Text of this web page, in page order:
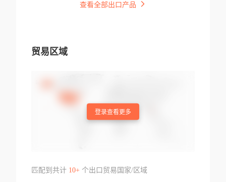
查看全部出口产品
贸易区域
登录查看更多
匹配到共计 10+个出口贸易国家/区域